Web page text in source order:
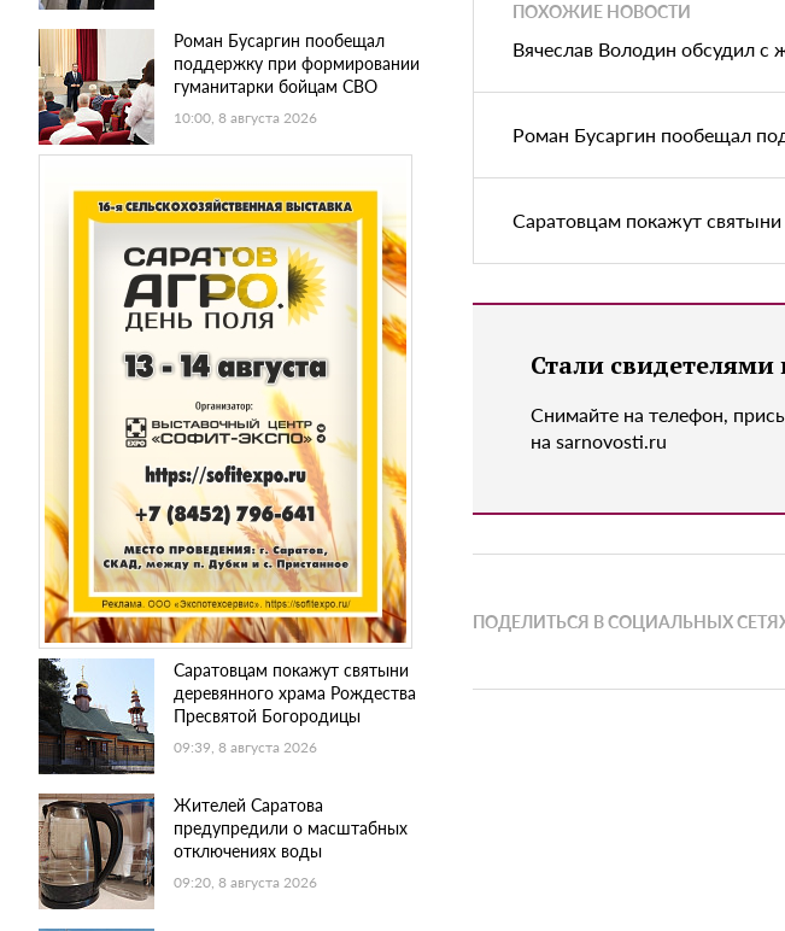
Роман Бусаргин пообещал
поддержку при формировании
гуманитарки бойцам СВО
10:00, 8 августа 2026
Саратовцам покажут святыни
деревянного храма Рождества
Пресвятой Богородицы
09:39, 8 августа 2026
Жителей Саратова
предупредили о масштабных
отключениях воды
09:20, 8 августа 2026
ПОХОЖИЕ НОВОСТИ
Вячеслав Володин обсудил с
Роман Бусаргин пообещал
Саратовцам покажут
Стали свидетелями
Снимайте на телефон,
на sarnovosti.ru
ПОДЕЛИТЬСЯ В СОЦИАЛЬНЫХ